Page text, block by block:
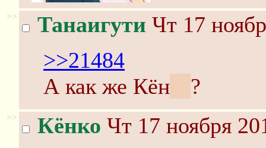
>> Танаигути Чт 17
>>21484
А как же Кён
?
>> Кёнко Чт 17 ноября